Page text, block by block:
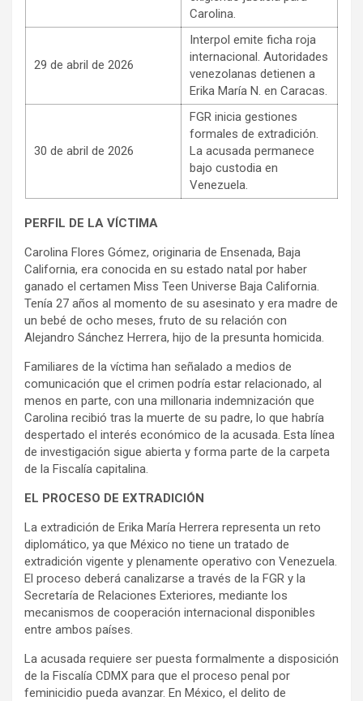
Carolina.
29 de abril de 2026
Interpol emite ficha roja
internacional. Autoridades
venezolanas detienen a
Erika María N. en Caracas.
30 de abril de 2026
FGR inicia gestiones
formales de extradición.
La acusada permanece
bajo custodia en
Venezuela.
PERFIL DE LA VÍCTIMA
Carolina Flores Gómez, originaria de Ensenada, Baja
California, era conocida en su estado natal por haber
ganado el certamen Miss Teen Universe Baja California.
Tenía 27 años al momento de su asesinato y era madre de
un bebé de ocho meses, fruto de su relación con
Alejandro Sánchez Herrera, hijo de la presunta homicida.
Familiares de la víctima han señalado a medios de
comunicación que el crimen podría estar relacionado, al
menos en parte, con una millonaria indemnización que
Carolina recibió tras la muerte de su padre, lo que habría
despertado el interés económico de la acusada. Esta línea
de investigación sigue abierta y forma parte de la carpeta
de la Fiscalía capitalina.
EL PROCESO DE EXTRADICIÓN
La extradición de Erika María Herrera representa un reto
diplomático, ya que México no tiene un tratado de
extradición vigente y plenamente operativo con Venezuela.
El proceso deberá canalizarse a través de la FGR y la
Secretaría de Relaciones Exteriores, mediante los
mecanismos de cooperación internacional disponibles
entre ambos países.
La acusada requiere ser puesta formalmente a disposición
de la Fiscalía CDMX para que el proceso penal por
feminicidio pueda avanzar. En México, el delito de